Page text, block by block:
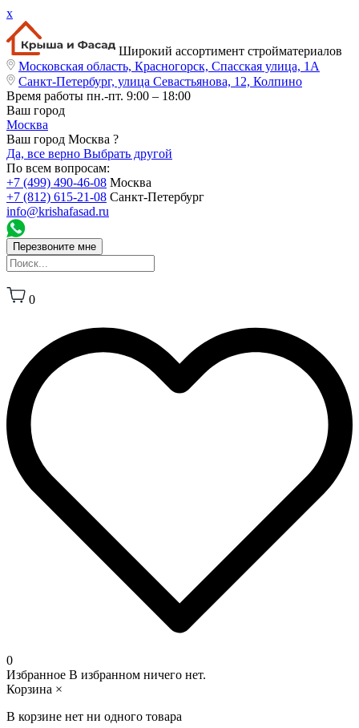
x
Широкий ассортимент стройматериалов
Московская область, Красногорск, Спасская улица, 1А
Санкт-Петербург, улица Севастьянова, 12, Колпино
Время работы пн.-пт. 9:00 – 18:00
Ваш город
Москва
Ваш город Москва ?
Да, все верно Выбрать другой
По всем вопросам:
+7 (499) 490-46-08 Москва
+7 (812) 615-21-08 Санкт-Петербург
info@krishafasad.ru
Перезвоните мне
0
0
Избранное В избранном ничего нет.
Корзина ×
В корзине нет ни одного товара